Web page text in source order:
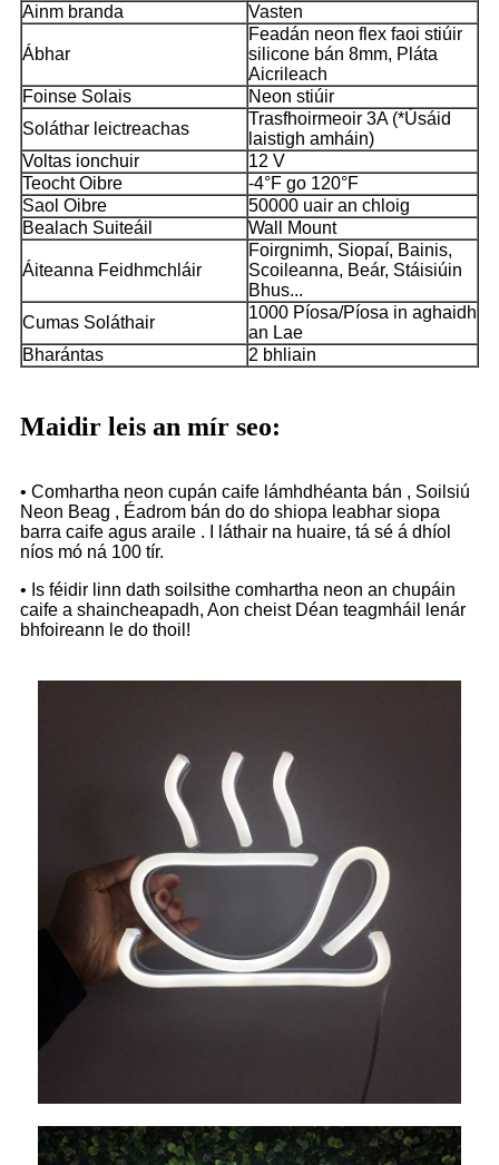
Ainm branda
Vasten
Ábhar
Feadán neon flex faoi stiúir
silicone bán 8mm, Pláta
Aicrileach
Foinse Solais
Neon stiúir
Soláthar leictreachas
Trasfhoirmeoir 3A (*Úsáid
laistigh amháin)
Voltas ionchuir
12 V
Teocht Oibre
-4°F go 120°F
Saol Oibre
50000 uair an chloig
Bealach Suiteáil
Wall Mount
Áiteanna Feidhmchláir
Foirgnimh, Siopaí, Bainis,
Scoileanna, Beár, Stáisiúin
Bhus...
Cumas Soláthair
1000 Píosa/Píosa in aghaidh
an Lae
Bharántas
2 bhliain
Maidir leis an mír seo:
• Comhartha neon cupán caife lámhdhéanta bán , Soilsiú
Neon Beag , Éadrom bán do do shiopa leabhar siopa
barra caife agus araile . I láthair na huaire, tá sé á dhíol
níos mó ná 100 tír.
• Is féidir linn dath soilsithe comhartha neon an chupáin
caife a shaincheapadh, Aon cheist Déan teagmháil lenár
bhfoireann le do thoil!